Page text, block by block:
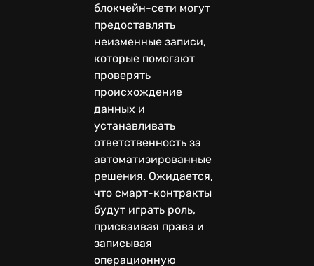
блокчейн-сети могут
предоставлять
неизменные записи,
которые помогают
проверять
происхождение
данных и
устанавливать
ответственность за
автоматизированные
решения. Ожидается,
что смарт-контракты
будут играть роль,
присваивая права и
записывая
операционную